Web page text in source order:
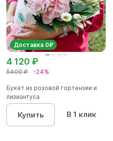
Доставка 0₽
5400 ₽ -24%
4 120 ₽
Букет из розовой гортензии и
лизиантуса
Купить В 1 клик